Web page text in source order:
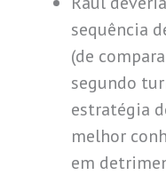
sequência
(de
segundo
estratégia
melhor
em